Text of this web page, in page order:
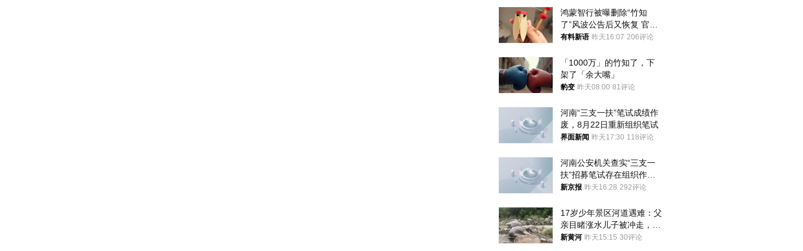
鸿蒙智行被曝删除“竹知
了”风波公告后又恢复 官媒
曾力挺：劝华为要大度的，
有料新语 昨天16:07 206评论
「1000万」的竹知了，下
架了「余大嘴」
豹变 昨天08:00 81评论
河南“三支一扶”笔试成绩作
废，8月22日重新组织笔试
界面新闻 昨天17:30 118评论
河南公安机关查实“三支一
扶”招募笔试存在组织作弊
犯罪行为
新京报 昨天16:28 292评论
17岁少年景区河道遇难：父
亲目睹涨水儿子被冲走，当
地排除上游泄洪，家属盼厘
新黄河 昨天15:15 30评论